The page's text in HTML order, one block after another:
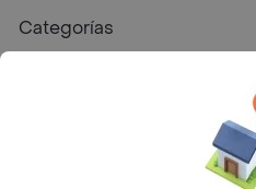
Categorías